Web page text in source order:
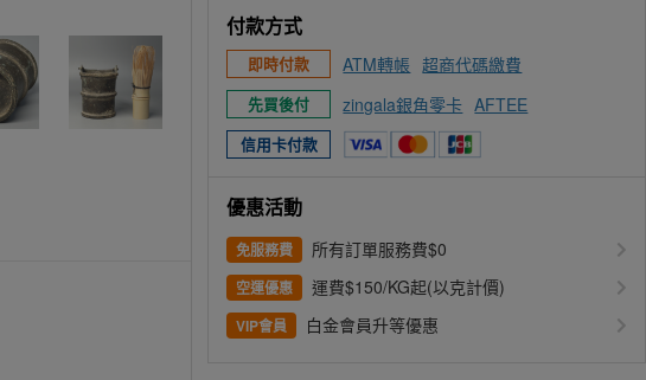
付款方式
即時付款 ATM轉帳 超商代碼繳費
先買後付 zingala銀角零卡 AFTEE
信用卡付款
優惠活動
免服務費 所有訂單服務費$0
空運優惠 運費$150/KG起(以克計價)
VIP會員 白金會員升等優惠